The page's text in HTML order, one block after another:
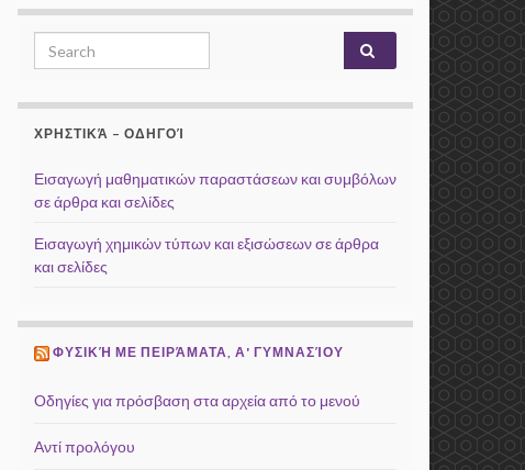
Search for:
ΧΡΗΣΤΙΚΆ – ΟΔΗΓΟΊ
Εισαγωγή μαθηματικών παραστάσεων και συμβόλων
σε άρθρα και σελίδες
Εισαγωγή χημικών τύπων και εξισώσεων σε άρθρα
και σελίδες
ΦΥΣΙΚΉ ΜΕ ΠΕΙΡΆΜΑΤΑ, Α' ΓΥΜΝΑΣΊΟΥ
Οδηγίες για πρόσβαση στα αρχεία από το μενού
Αντί προλόγου